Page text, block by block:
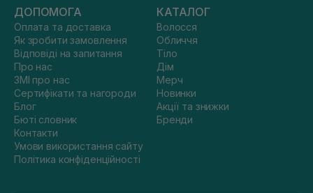
ДОПОМОГА
Оплата та доставка
Як зробити замовлення
Відповіді на запитання
Про нас
ЗМІ про нас
Сертифікати та нагороди
Блог
Бюті словник
Контакти
Умови використання сайту
Політика конфіденційності
КАТАЛОГ
Волосся
Обличчя
Тіло
Дім
Мерч
Новинки
Акції та знижки
Бренди